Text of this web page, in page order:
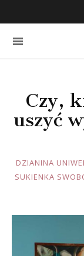
Czy,
uszyć
JOULE
DZIANINA
SUKIENKA